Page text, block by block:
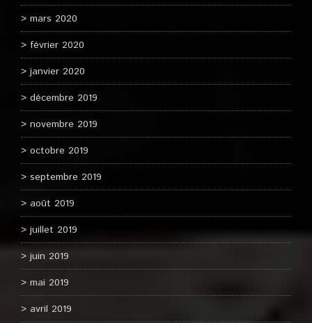
mars 2020
février 2020
janvier 2020
décembre 2019
novembre 2019
octobre 2019
septembre 2019
août 2019
juillet 2019
juin 2019
mai 2019
avril 2019